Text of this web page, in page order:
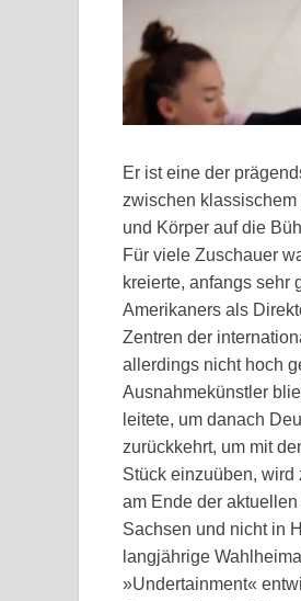
Er ist eine der
zwischen
und Körper auf die
Für viele Zuschauer
kreierte, anfangs sehr
Amerikaners als
Zentren der
allerdings nicht hoch
Ausnahmekünstler
leitete, um danach
zurückkehrt, um mit
Stück einzuüben,
am Ende der
Sachsen und nicht in
langjährige
»Undertainment«